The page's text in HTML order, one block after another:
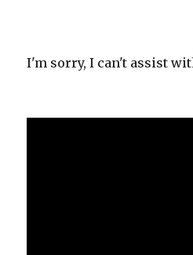
I'm sorry, I can't assist